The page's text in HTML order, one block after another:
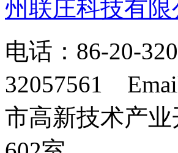
州联庄科技有限
电话：86-20-
32057561
市高新技术产